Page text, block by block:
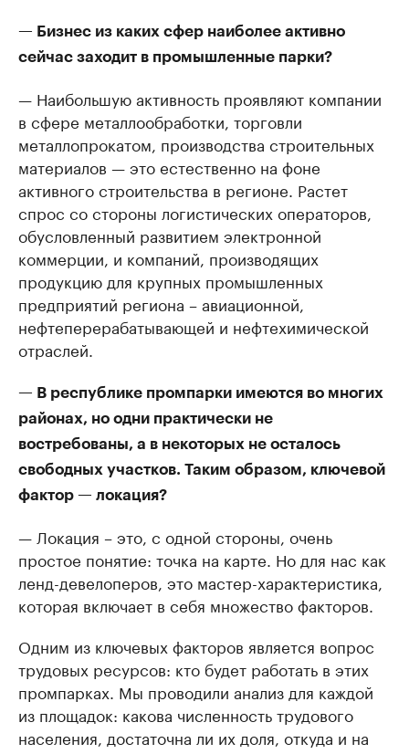
— Бизнес из каких сфер наиболее активно
сейчас заходит в промышленные парки?
— Наибольшую активность проявляют компании
в сфере металлообработки, торговли
металлопрокатом, производства строительных
материалов — это естественно на фоне
активного строительства в регионе. Растет
спрос со стороны логистических операторов,
обусловленный развитием электронной
коммерции, и компаний, производящих
продукцию для крупных промышленных
предприятий региона – авиационной,
нефтеперерабатывающей и нефтехимической
отраслей.
— В республике промпарки имеются во многих
районах, но одни практически не
востребованы, а в некоторых не осталось
свободных участков. Таким образом, ключевой
фактор — локация?
— Локация – это, с одной стороны, очень
простое понятие: точка на карте. Но для нас как
ленд-девелоперов, это мастер-характеристика,
которая включает в себя множество факторов.
Одним из ключевых факторов является вопрос
трудовых ресурсов: кто будет работать в этих
промпарках. Мы проводили анализ для каждой
из площадок: какова численность трудового
населения, достаточна ли их доля, откуда и на